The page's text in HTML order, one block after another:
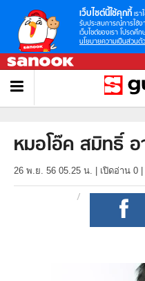
เว็บไซต์นี้ใช้คุกกี้ เร
รับประสบการณ์การใช้
เว็บไซต์ของเรา โปรดศึก
นโยบายความเป็นส่วนตัว
หมอโอ๊ค สมิทธิ์ อ
26 พ.ย. 56 05.25 น. เปิดอ่าน 0